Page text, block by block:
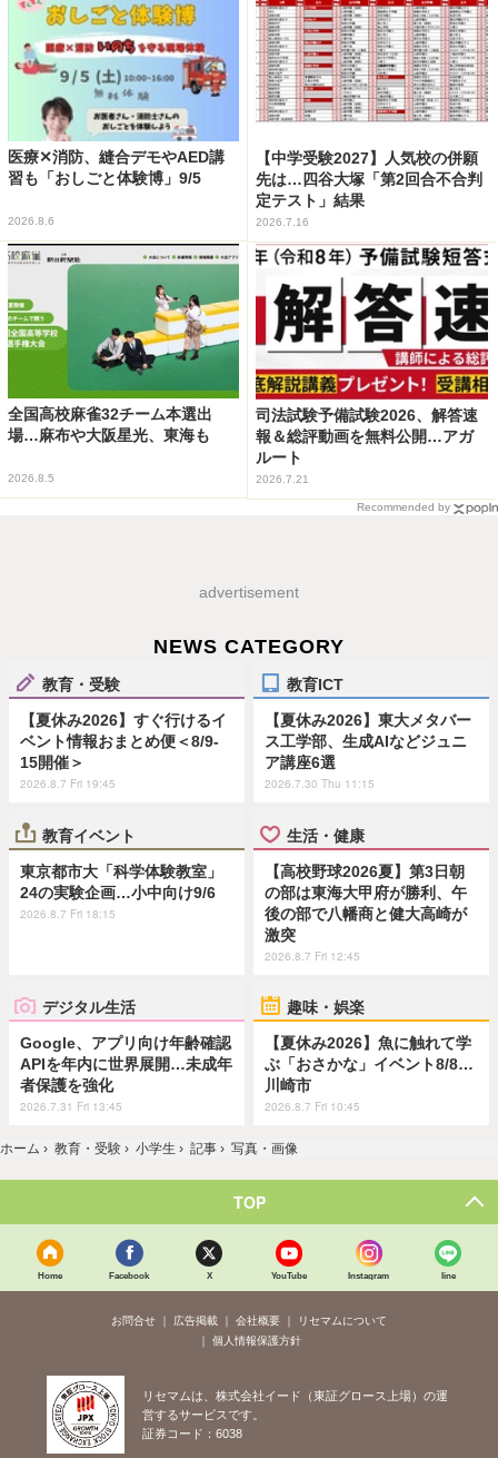
医療✕消防、縫合デモやAED講
習も「おしごと体験博」9/5
2026.8.6
【中学受験2027】人気校の併願
先は…四谷大塚「第2回合不合判
定テスト」結果
2026.7.16
全国高校麻雀32チーム本選出
場…麻布や大阪星光、東海も
2026.8.5
司法試験予備試験2026、解答速
報＆総評動画を無料公開…アガ
ルート
2026.7.21
Recommended by
advertisement
NEWS CATEGORY
教育・受験
【夏休み2026】すぐ行けるイ
ベント情報おまとめ便＜8/9-
15開催＞
2026.8.7 Fri 19:45
教育ICT
【夏休み2026】東大メタバー
ス工学部、生成AIなどジュニ
ア講座6選
2026.7.30 Thu 11:15
教育イベント
東京都市大「科学体験教室」
24の実験企画…小中向け9/6
2026.8.7 Fri 18:15
生活・健康
【高校野球2026夏】第3日朝
の部は東海大甲府が勝利、午
後の部で八幡商と健大高崎が
激突
2026.8.7 Fri 12:45
デジタル生活
Google、アプリ向け年齢確認
APIを年内に世界展開…未成年
者保護を強化
2026.7.31 Fri 13:45
趣味・娯楽
【夏休み2026】魚に触れて学
ぶ「おさかな」イベント8/8…
川崎市
2026.8.7 Fri 10:45
ホーム › 教育・受験 › 小学生 › 記事 › 写真・画像
TOP
Home Facebook X YouTube Instagram line
お問合せ 広告掲載 会社概要
リセマムについて
個人情報保護方針
リセマムは、株式会社イード（東証グロース上場）の運
営するサービスです。
証券コード：6038